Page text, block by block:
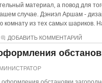
материал, а повод для
случае. Дэниэл Аршам -
комнату из тех самых шариков.
ДОБАВИТЬ КОММЕНТАРИЙ